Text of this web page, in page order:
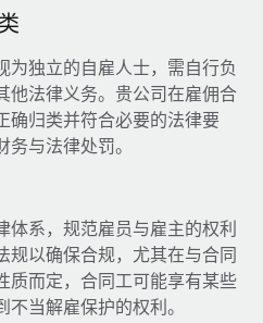
设备
Remote-First Culture in
of TheyDo, a pioneering
that has...
partnership with
management and
key to maintaining
to expand in response
market, the...
为独立的自雇人士，需自行负
他法律义务。贵公司在雇佣合
确归类并符合必要的法律要
与法律处罚。
体系，规范雇员与雇主的权利
规以确保合规，尤其在与合同
质而定，合同工可能享有某些
当解雇保护的权利。